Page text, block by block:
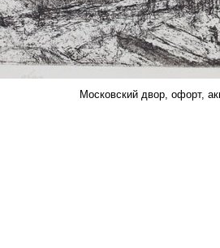
Московский двор, офорт,